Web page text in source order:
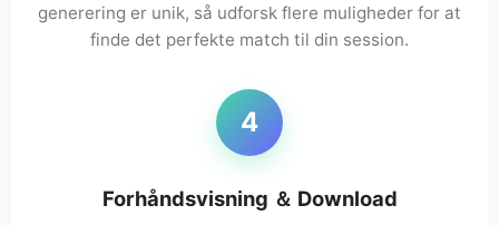
generering er unik, så udforsk flere muligheder for at
finde det perfekte match til din session.
4
Forhåndsvisning ＆ Download